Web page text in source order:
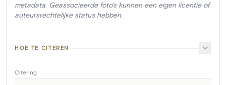
metadata. Geassocieerde foto's kunnen een eigen licentie of
auteursrechtelijke status hebben.
HOE TE CITEREN
Citering